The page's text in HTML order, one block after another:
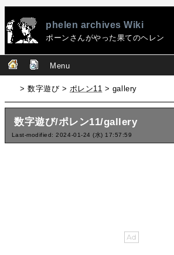
phelen archives Wiki
ポーンさんがやった果てのヘレン
Menu
> 数字遊び > ポレン11 > gallery
数字遊び/ポレン11/gallery
Last-modified: 2024-01-24 (水) 17:57:59